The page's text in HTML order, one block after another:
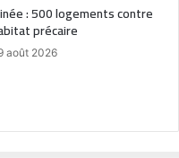
: 500 logements contre
précaire
août 2026